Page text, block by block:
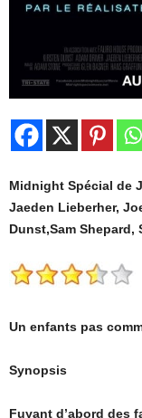
Midnight Spécial de
Jaeden Lieberher,
Dunst,Sam
Un enfants pas
Synopsis
Fuyant d’abord des